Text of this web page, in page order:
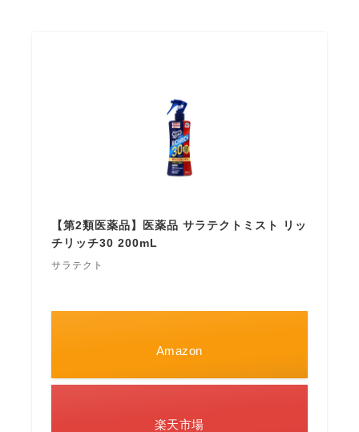
【第2類医薬品】医薬品 サラテクトミスト リッ
チリッチ30 200mL
サラテクト
Amazon
楽天市場